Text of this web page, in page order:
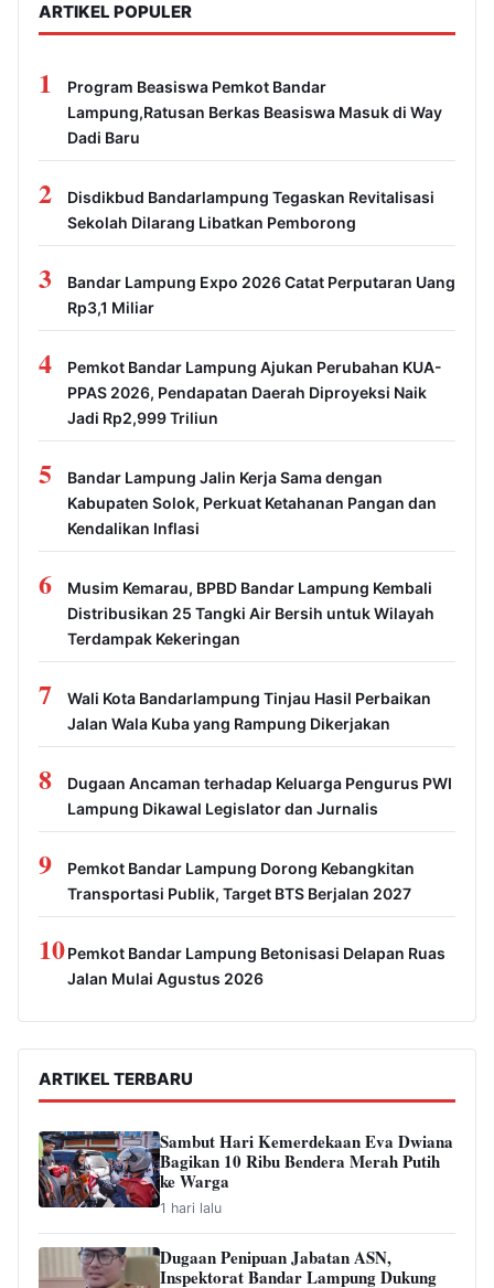
ARTIKEL POPULER
1
Program Beasiswa Pemkot Bandar
Lampung,Ratusan Berkas Beasiswa Masuk di Way
Dadi Baru
2
Disdikbud Bandarlampung Tegaskan Revitalisasi
Sekolah Dilarang Libatkan Pemborong
3
Bandar Lampung Expo 2026 Catat Perputaran Uang
Rp3,1 Miliar
4
Pemkot Bandar Lampung Ajukan Perubahan KUA-
PPAS 2026, Pendapatan Daerah Diproyeksi Naik
Jadi Rp2,999 Triliun
5
Bandar Lampung Jalin Kerja Sama dengan
Kabupaten Solok, Perkuat Ketahanan Pangan dan
Kendalikan Inflasi
6
Musim Kemarau, BPBD Bandar Lampung Kembali
Distribusikan 25 Tangki Air Bersih untuk Wilayah
Terdampak Kekeringan
7
Wali Kota Bandarlampung Tinjau Hasil Perbaikan
Jalan Wala Kuba yang Rampung Dikerjakan
8
Dugaan Ancaman terhadap Keluarga Pengurus PWI
Lampung Dikawal Legislator dan Jurnalis
9
Pemkot Bandar Lampung Dorong Kebangkitan
Transportasi Publik, Target BTS Berjalan 2027
10Pemkot Bandar Lampung Betonisasi Delapan Ruas
Jalan Mulai Agustus 2026
ARTIKEL TERBARU
Sambut Hari Kemerdekaan Eva Dwiana
Bagikan 10 Ribu Bendera Merah Putih
ke Warga
1 hari lalu
Dugaan Penipuan Jabatan ASN,
Inspektorat Bandar Lampung Dukung